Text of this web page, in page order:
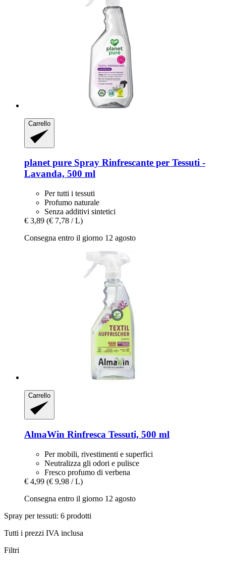
Carrello
planet pure Spray Rinfrescante per Tessuti -​
Lavanda, 500 ml
Per tutti i tessuti
Profumo naturale
Senza additivi sintetici
€ 3,89 (€ 7,78 / L)
Consegna entro il giorno 12 agosto
Carrello
AlmaWin Rinfresca Tessuti, 500 ml
Per mobili, rivestimenti e superfici
Neutralizza gli odori e pulisce
Fresco profumo di verbena
€ 4,99 (€ 9,98 / L)
Consegna entro il giorno 12 agosto
Spray per tessuti: 6 prodotti
Tutti i prezzi IVA inclusa
Filtri